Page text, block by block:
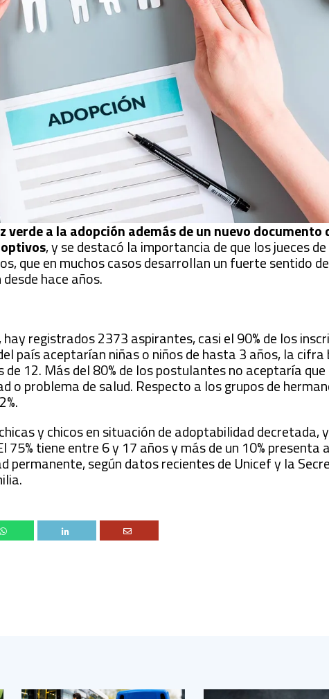
verde a la adopción además de un nuevo documento
, y se destacó la importancia de que los jueces
que en muchos casos desarrollan un fuerte sentido
hace años.
hay registrados 2373 aspirantes, casi el 90% de los
país aceptarían niñas o niños de hasta 3 años, la cifra
de 12. Más del 80% de los postulantes no aceptaría
o problema de salud. Respecto a los grupos de
y chicos en situación de adoptabilidad decretada,
75% tiene entre 6 y 17 años y más de un 10% presenta
permanente, según datos recientes de Unicef y la